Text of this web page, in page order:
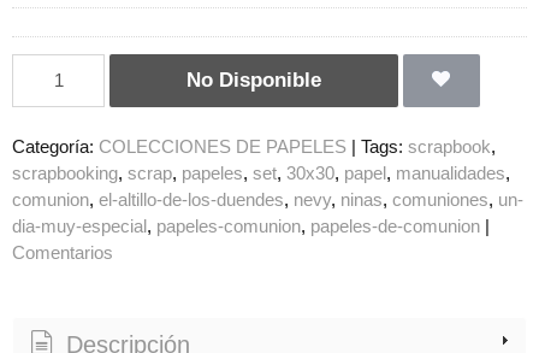
No Disponible
Categoría: COLECCIONES DE PAPELES | Tags: scrapbook
scrapbooking scrap papeles set 30x30 papel manualidades
comunion el-altillo-de-los-duendes nevy ninas comuniones un-
dia-muy-especial papeles-comunion papeles-de-comunion |
Comentarios
Descripción